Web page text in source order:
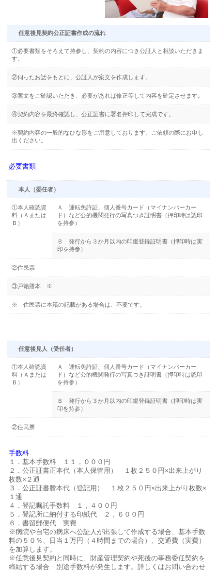
任意後見契約公正証書作成の流れ
①必要書類をそろえて持参し、契約の内容につき公証人と相談いただきま
す。
②伺ったお話をもとに、公証人が案文を作成します。
③案文をご確認いただき、必要があれば修正等して内容を確定させます。
④契約内容を最終確認し、公正証書に署名押印して完成です。
※契約内容の一般的なひな形をご用意しております。ご依頼の際にお申し
出ください。
必要書類
本人（委任者）
①本人確認資
料（Ａまたは
Ｂ）
Ａ 運転免許証、個人番号カード（マイナンバーカー
ド）など公的機関発行の写真つき証明書（押印時は認印
を持参）
Ｂ 発行から３か月以内の印鑑登録証明書（押印時は実
印を持参）
②住民票
③戸籍謄本 ※
※ 住民票に本籍の記載がある場合は、不要です。
任意後見人（受任者）
①本人確認資
料（Ａまたは
Ｂ）
Ａ 運転免許証、個人番号カード（マイナンバーカー
ド）など公的機関発行の写真つき証明書（押印時は認印
を持参）
Ｂ 発行から３か月以内の印鑑登録証明書（押印時は実
印を持参）
②住民票
手数料
１．基本手数料 １１，０００円
２．公正証書正本代（本人保管用） １枚２５０円×出来上がり
枚数×２通
３．公正証書謄本代（登記用） １枚２５０円×出来上がり枚数×
１通
４．登記嘱託手数料 １，４００円
５．登記所に納付する印紙代 ２，６００円
６．書留郵便代 実費
※病院や自宅の病床へ公証人が出張して作成する場合、基本手数
料の５０％、日当１万円（４時間までの場合）、交通費（実費）
を加算します。
※任意後見契約と同時に、財産管理契約や死後の事務委任契約を
締結する場合 別途手数料が発生します。詳しくはお問い合わせ